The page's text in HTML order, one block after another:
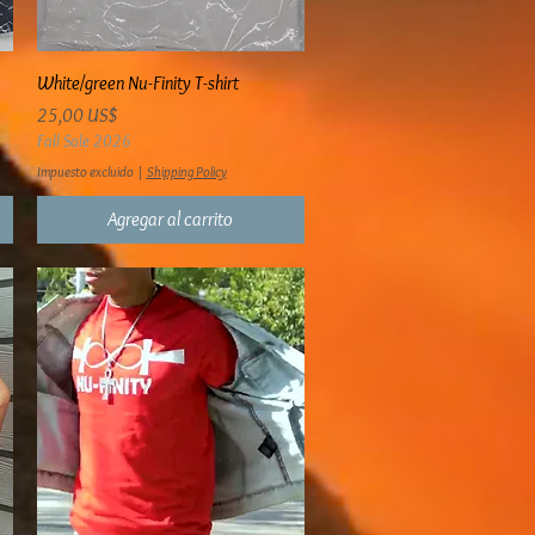
Vista rápida
White/green Nu-Finity T-shirt
Precio
25,00 US$
Fall Sale 2026
Impuesto excluido| Shipping Policy
Agregar al carrito